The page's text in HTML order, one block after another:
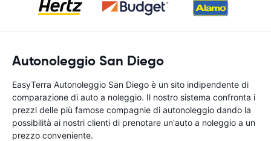
Autonoleggio San Diego
EasyTerra Autonoleggio San Diego è un sito indipendente di
comparazione di auto a noleggio. Il nostro sistema confronta i
prezzi delle più famose compagnie di autonoleggio dando la
possibilità ai nostri clienti di prenotare un'auto a noleggio a un
prezzo conveniente.